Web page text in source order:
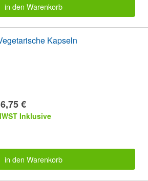
in den Warenkorb
Kapseln
€
Inklusive
in den Warenkorb